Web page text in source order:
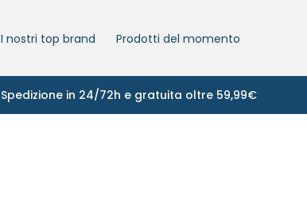
I nostri top brand Prodotti del momento
Spedizione in 24/72h e gratuita oltre 59,99€